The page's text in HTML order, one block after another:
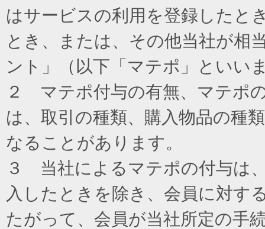
はサービスの利用を登録したと
とき、または、その他当社が相
ント」（以下「マテポ」といい
２ マテポ付与の有無、マテポ
は、取引の種類、購入物品の種
なることがあります。
３ 当社によるマテポの付与は
入したときを除き、会員に対す
たがって、会員が当社所定の手